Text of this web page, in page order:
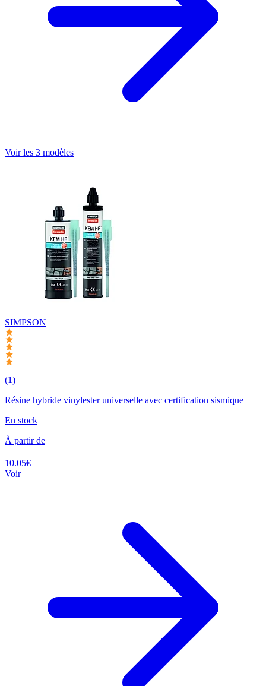
Voir les 3 modèles
SIMPSON
(1)
Résine hybride vinylester universelle avec certification sismique
En stock
À partir de
10.05€
Voir